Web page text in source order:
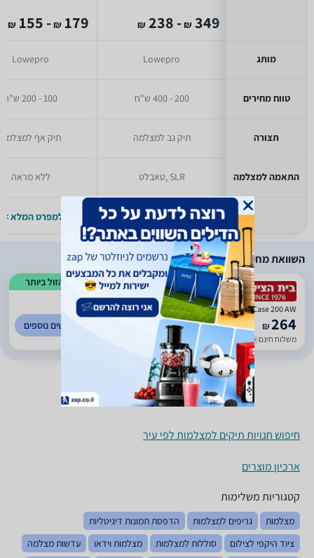
מותג
טווח מחירים
תצורה
התאמה למצלמה
349
₪
- 238
₪
Lowepro
200 - 400 ש"ח
תיק גב למצלמה
SLR ,טאבלט
למפרט המלא >>
179
₪
- 155
₪
Lowepro
100 - 200 ש"ח
תיק אף למצלמה
ללא מראה
למפרט המלא
השוואת מחירים
הזול ביותר
0
(
120
)
Lowepro S&F Lens Exchange Case 200 AW
₪264
משלוח חינם עד 7 ימי עסקים
לפרטים נוספים
חיפוש חנויות תיקים למצלמות לפי עיר
ארכיון מוצרים
קטגוריות משלימות
מצלמות גריפים למצלמות
הדפסת תמונות דיגיטליות
ציוד היקפי לצילום
סוללות למצלמות מצלמות וידאו
עדשות מצלמה